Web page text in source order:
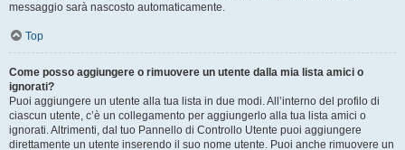
messaggio sarà nascosto automaticamente.
Top
Come posso aggiungere o rimuovere un utente dalla mia lista amici o
ignorati?
Puoi aggiungere un utente alla tua lista in due modi. All’interno del profilo di
ciascun utente, c’è un collegamento per aggiungerlo alla tua lista amici o
ignorati. Altrimenti, dal tuo Pannello di Controllo Utente puoi aggiungere
direttamente un utente inserendo il suo nome utente. Puoi anche rimuovere un